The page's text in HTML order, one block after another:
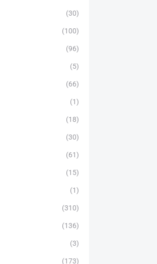
(30)
(100)
(96)
(5)
(66)
(1)
(18)
(30)
(61)
(15)
(1)
(310)
(136)
(3)
(173)